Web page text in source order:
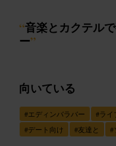
“音楽とカクテル
ー”
向いている
#エディンバラバー #ライ
#デート向け #友達と #